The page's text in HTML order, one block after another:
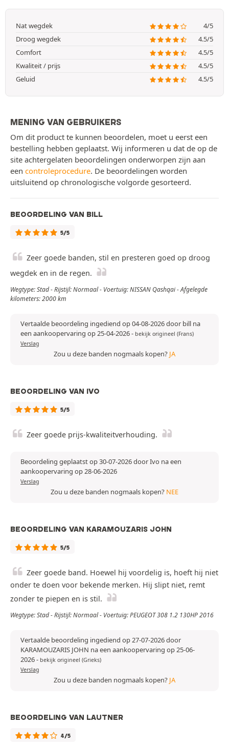
Nat wegdek
4/5
Droog wegdek
4.5/5
Comfort
4.5/5
Kwaliteit / prijs
4.5/5
Geluid
4.5/5
MENING VAN GEBRUIKERS
Om dit product te kunnen beoordelen, moet u eerst een
bestelling hebben geplaatst. Wij informeren u dat de op de
site achtergelaten beoordelingen onderworpen zijn aan
een controleprocedure. De beoordelingen worden
uitsluitend op chronologische volgorde gesorteerd.
BEOORDELING VAN BILL
5/5
Zeer goede banden, stil en presteren goed op droog
wegdek en in de regen.
Wegtype: Stad - Rijstijl: Normaal - Voertuig: NISSAN Qashqai - Afgelegde
kilometers: 2000 km
Vertaalde beoordeling ingediend op 04-08-2026 door bill na
een aankoopervaring op 25-04-2026- bekijk origineel (Frans)
Verslag
Zou u deze banden nogmaals kopen? JA
BEOORDELING VAN IVO
5/5
Zeer goede prijs-kwaliteitverhouding.
Beoordeling geplaatst op 30-07-2026 door Ivo na een
aankoopervaring op 28-06-2026
Verslag
Zou u deze banden nogmaals kopen? NEE
BEOORDELING VAN KARAMOUZARIS JOHN
5/5
Zeer goede band. Hoewel hij voordelig is, hoeft hij niet
onder te doen voor bekende merken. Hij slipt niet, remt
zonder te piepen en is stil.
Wegtype: Stad - Rijstijl: Normaal - Voertuig: PEUGEOT 308 1.2 130HP 2016
Vertaalde beoordeling ingediend op 27-07-2026 door
KARAMOUZARIS JOHN na een aankoopervaring op 25-06-
2026- bekijk origineel (Grieks)
Verslag
Zou u deze banden nogmaals kopen? JA
BEOORDELING VAN LAUTNER
4/5